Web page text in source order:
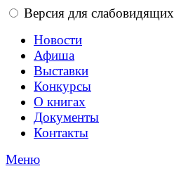
Версия для слабовидящих
Новости
Афиша
Выставки
Конкурсы
О книгах
Документы
Контакты
Меню